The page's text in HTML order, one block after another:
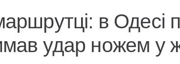
в Одесі
удар ножем у